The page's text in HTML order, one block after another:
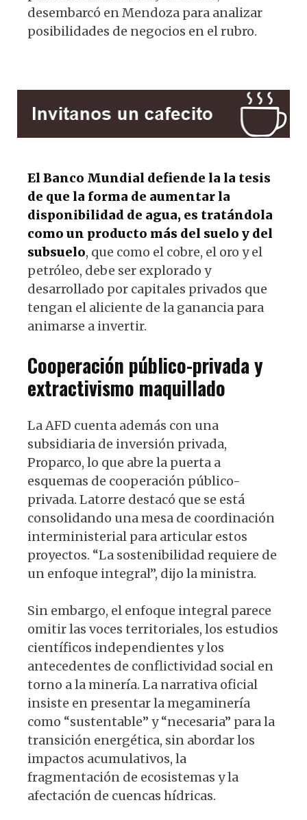
desembarcó en Mendoza para analizar
posibilidades de negocios en el rubro.
El Banco Mundial defiende la la tesis
de que la forma de aumentar la
disponibilidad de agua, es tratándola
como un producto más del suelo y del
subsuelo, que como el cobre, el oro y el
petróleo, debe ser explorado y
desarrollado por capitales privados que
tengan el aliciente de la ganancia para
animarse a invertir.
Cooperación público-privada y
extractivismo maquillado
La AFD cuenta además con una
subsidiaria de inversión privada,
Proparco, lo que abre la puerta a
esquemas de cooperación público-
privada. Latorre destacó que se está
consolidando una mesa de coordinación
interministerial para articular estos
proyectos. “La sostenibilidad requiere de
un enfoque integral”, dijo la ministra.
Sin embargo, el enfoque integral parece
omitir las voces territoriales, los estudios
científicos independientes y los
antecedentes de conflictividad social en
torno a la minería. La narrativa oficial
insiste en presentar la megaminería
como “sustentable” y “necesaria” para la
transición energética, sin abordar los
impactos acumulativos, la
fragmentación de ecosistemas y la
afectación de cuencas hídricas.